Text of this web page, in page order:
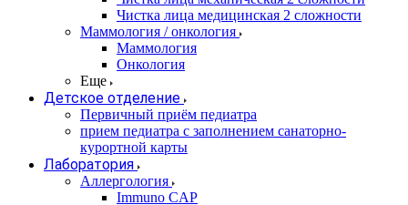
Чистка лица медицинская 2 сложности
Маммология / онкология
Маммология
Онкология
Еще
Детское отделение
Первичный приём педиатра
прием педиатра с заполнением санаторно-
курортной карты
Лаборатория
Аллергология
Immuno CAP